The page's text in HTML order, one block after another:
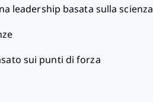
leadership basata sulla scienza
sui punti di forza